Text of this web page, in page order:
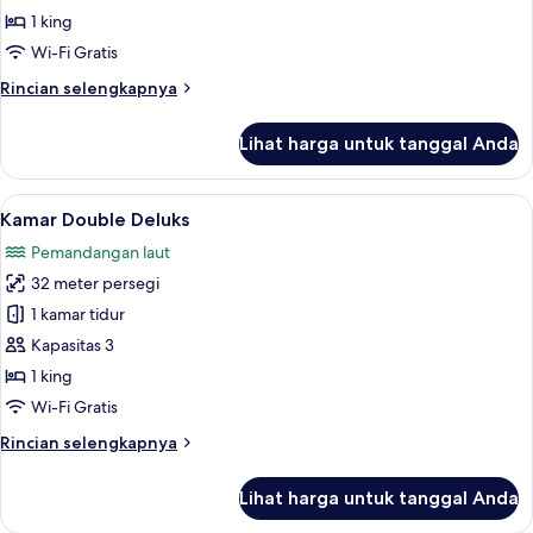
Superior
1 king
Wi-Fi Gratis
Rincian selengkapnya
Rincian
Kamar
Superior
Lihat harga untuk tanggal Anda
Lihat
semua
foto
untuk
Kamar
Double
Deluks
Kamar Double Deluks | Seprai
4
Kamar Double Deluks
Pemandangan laut
32 meter persegi
1 kamar tidur
Kapasitas 3
1 king
Wi-Fi Gratis
Rincian selengkapnya
Rincian
Kamar
Lihat harga untuk tanggal Anda